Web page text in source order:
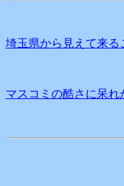
埼玉県から見えて来
マスコミの酷さに呆